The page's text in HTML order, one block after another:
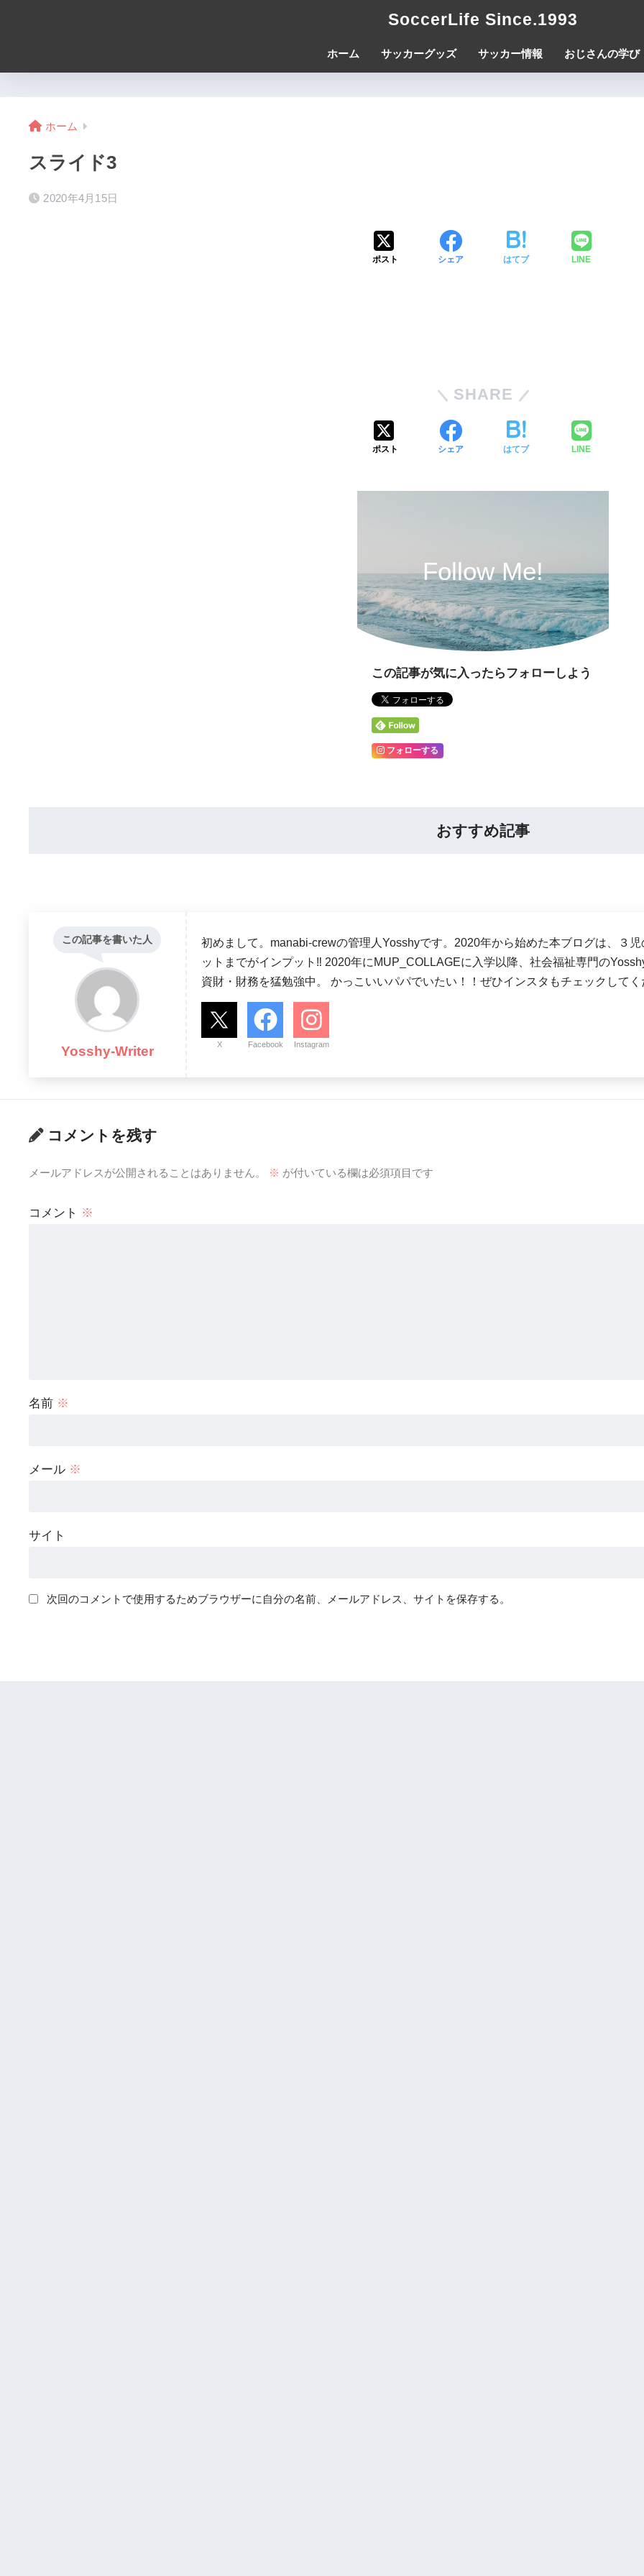
SoccerLife Since.1993
ホーム サッカーグッズ サッカー情報 おじさんの学び
ホーム
スライド3
2020年4月15日
ポスト シェア はてブ LINE
SHARE
ポスト シェア はてブ LINE
Follow Me!
この記事が気に入ったらフォローしよう
フォローする
おすすめ記事
この記事を書いた人
Yosshy-Writer
初めまして。manabi-crewの管理人Yosshyです。2020年から始めた本ブログは、３
ットまでがインプット‼ 2020年にMUP_COLLAGEに入学以降、社会福祉専門の
資財・財務を猛勉強中。 かっこいいパパでいたい！！ぜひインスタもチェックして
X Facebook Instagram
コメントを残す
メールアドレスが公開されることはありません。 ※ が付いている欄は必須項目です
コメント ※
名前 ※
メール ※
サイト
次回のコメントで使用するためブラウザーに自分の名前、メールアドレス、サイトを保存する。